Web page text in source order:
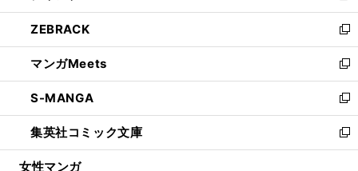
開
く
ウ
で
開
く
ン
ド
ウ
で
開
く
ウ
ィ
ン
ド
ウ
で
開
く
し
い
ウ
ィ
ン
ド
ウ
で
開
ZEBRACK
新
し
い
ウ
ィ
ン
ド
ウ
マンガMeets
新
し
い
ウ
ィ
ン
S-MANGA
新
し
い
ウ
集英社コミック文庫
新
し
女性マンガ